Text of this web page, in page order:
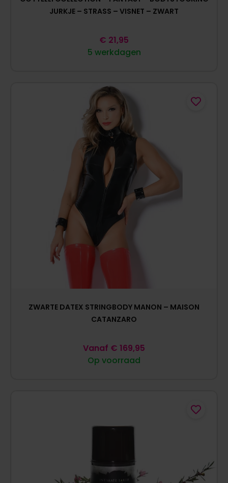
JURKJE – STRASS – VISNET – ZWART
5 werkdagen
€ 21,95
ZWARTE DATEX STRINGBODY MANON – MAISON
CATANZARO
Op voorraad
Vanaf € 169,95